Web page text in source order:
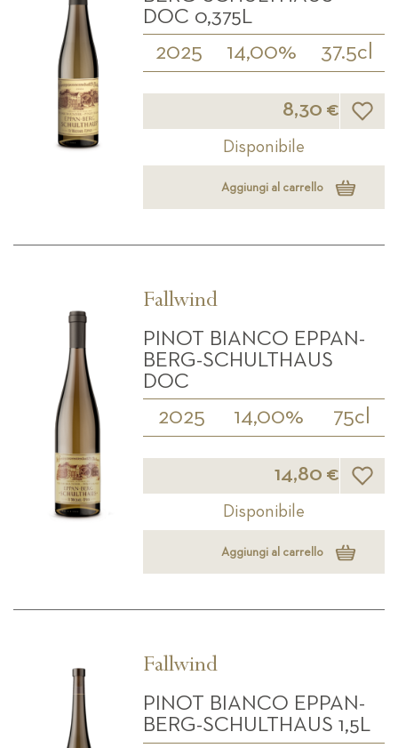
DOC 0,375L
2025 14,00% 37.5cl
8,30 € Lista
Disponibile
Aggiungi al carrello
Fallwind
PINOT BIANCO EPPAN-
BERG-SCHULTHAUS
DOC
2025 14,00% 75cl
14,80 € Lista
Disponibile
Aggiungi al carrello
Fallwind
PINOT BIANCO EPPAN-
BERG-SCHULTHAUS 1,5L